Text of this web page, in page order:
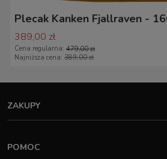
Plecak Kanken Fjallraven -
389,00 zł
Cena regularna: 479,00 zł
Najniższa cena: 389,00 zł
ZAKUPY
POMOC